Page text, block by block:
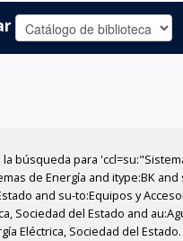
búsqueda para
de Energía and itype:BK
and su-to:Equipos y
Sociedad del Estado and
Eléctrica, Sociedad del